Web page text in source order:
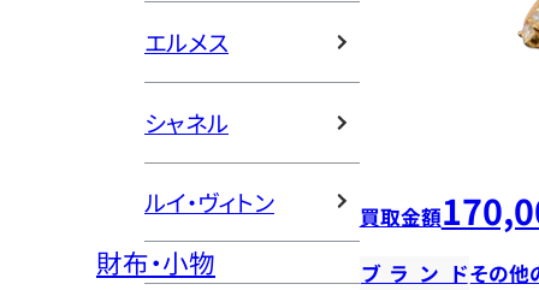
エルメス
シャネル
ルイ・ヴィトン
財布・小物
買取金額
ブランドその他